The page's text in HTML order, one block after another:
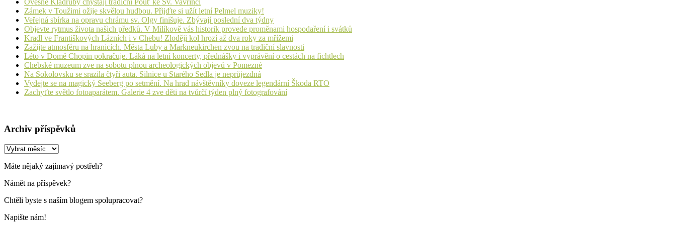
Ovesné Kladruby chystají tradiční Pouť ke Sv. Vavřinci
Zámek v Toužimi ožije skvělou hudbou. Přijďte si užít letní Pelmel muziky!
Veřejná sbírka na opravu chrámu sv. Olgy finišuje. Zbývají poslední dva týdny
Objevte rytmus života našich předků. V Milíkově vás historik provede proměnami hospodaření i svátků
Kradl ve Františkových Lázních i v Chebu! Zloději kol hrozí až dva roky za mřížemi
Zažijte atmosféru na hranicích. Města Luby a Markneukirchen zvou na tradiční slavnosti
Léto v Domě Chopin pokračuje. Láká na letní koncerty, přednášky i vyprávění o cestách na fichtlech
Chebské muzeum zve na sobotu plnou archeologických objevů v Pomezné
Na Sokolovsku se srazila čtyři auta. Silnice u Starého Sedla je neprůjezdná
Vydejte se na magický Seeberg po setmění. Na hrad návštěvníky doveze legendární Škoda RTO
Zachyťte světlo fotoaparátem. Galerie 4 zve děti na tvůrčí týden plný fotografování
Archiv příspěvků
Archiv
Máte nějaký zajímavý postřeh?
Námět na příspěvek?
Chtěli byste s naším blogem spolupracovat?
Napište nám!